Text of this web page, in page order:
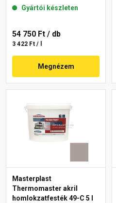
Gyártói készleten
54 750 Ft / db
3 422 Ft / l
Megnézem
Masterplast
Thermomaster akril
homlokzatfesték 49-C 5 l